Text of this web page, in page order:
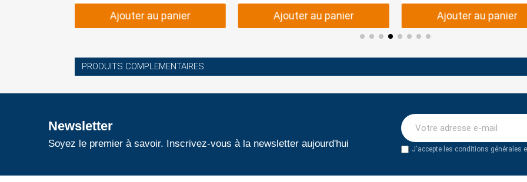
Ajouter au panier Ajouter au panier Ajouter au panier
PRODUITS COMPLEMENTAIRES
Newsletter
Soyez le premier à savoir. Inscrivez-vous à la newsletter aujourd'hui
J'accepte les conditions générales